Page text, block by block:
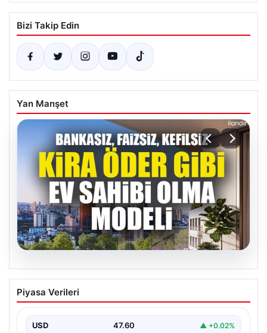
Bizi Takip Edin
Yan Manşet
05.08.2026
DAP Yapı’dan Yenilikçi Bir Adım: Emlak
Konut Güvencesiyle Kendi Kendini
Hayata Geçiyor
Piyasa Verileri
USD 47.60 ▲ +0.02%